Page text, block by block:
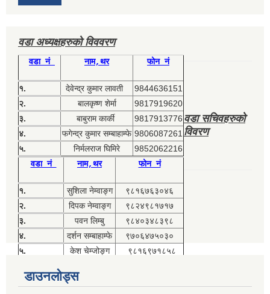
वडा अध्यक्षहरुको विववरण
वडा नं नाम,थर फोन नं
१. देवेन्द्र कुमार लावती
9844636151
२.
बालकृष्ण शेर्मा
9817919620
३.
बाबुराम कार्की
9817913776
४.
फगेन्द्र कुमार सम्बाहाम्फे 9806087261
५.
निर्मलराज घिमिरे 9852062216
वडा सचिवहरुको
विवरण
वडा नं नाम,थर फोन नं
१. सुशिला नेम्वाङ्ग
९८१६७६३०४६
२.
दिपक नेम्वाङ्ग
९८२४९८१७१७
३.
पवन लिम्बु
९८४०३४८३९८
४.
दर्शन सम्बाहाम्फे
९७०६४७५०३०
५.
केश चेम्जोङ्ग ९८१६९७१८५८
डाउनलोड्स